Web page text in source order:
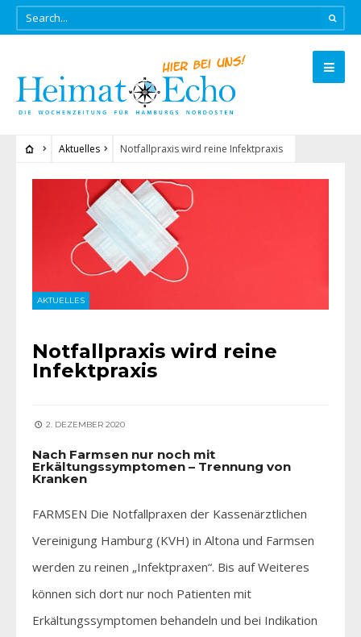
Aktuelles Notfallpraxis wird reine Infektpraxis
AKTUELLES
Notfallpraxis wird reine
Infektpraxis
2. DEZEMBER 2020
Nach Farmsen nur noch mit
Erkältungssymptomen – Trennung von
Kranken
FARMSEN Die Notfallpraxen der Kassenärztlichen
Vereinigung Hamburg (KVH) in Altona und Farmsen
werden zu reinen „Infektpraxen“. Bis auf Weiteres
können sich dort nur noch Patienten mit
Erkältungssymptomen behandeln und bei Indikation